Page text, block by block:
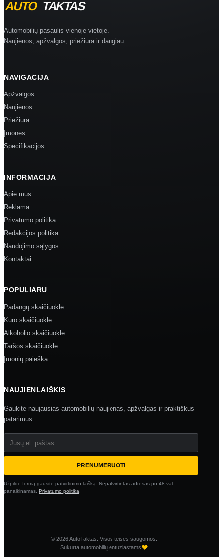
Automobilių pasaulis vienoje vietoje.
Naujienos, apžvalgos, priežiūra ir daugiau.
NAVIGACIJA
Apžvalgos
Naujienos
Priežiūra
Įmonės
Specifikacijos
INFORMACIJA
Apie mus
Reklama
Privatumo politika
Redakcijos politika
Naudojimo sąlygos
Kontaktai
POPULIARU
Padangų skaičiuoklė
Kuro skaičiuoklė
Alkoholio skaičiuoklė
Taršos skaičiuoklė
Įmonių paieška
NAUJIENLAIŠKIS
Gaukite naujausias automobilių naujienas, apžvalgas ir praktiškus
patarimus.
Jūsų el. paštas
PRENUMERUOTI
Užpildę formą gausite patvirtinimo laišką. Nepatvirtintas adresas po 48 val.
panaikinamas. Privatumo politika
© 2026 AutoTaktas. Visos teisės saugomos.
Sukurta automobilių entuziastams